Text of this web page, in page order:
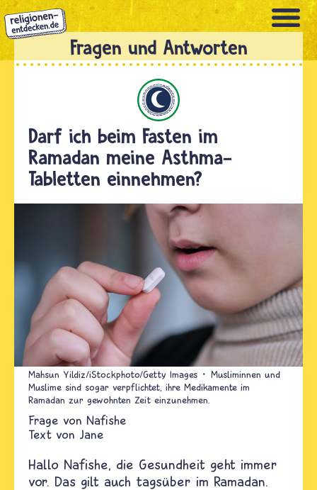
Direkt
zum
Inhalt
Darf ich beim Fasten im
Ramadan meine Asthma-
Tabletten einnehmen?
Mahsun Yildiz/iStockphoto/Getty Images
Musliminnen und
Muslime sind sogar verpflichtet, ihre Medikamente im
Ramadan zur gewohnten Zeit einzunehmen.
Nafishe
Text von Jane
Hallo Nafishe, die Gesundheit geht immer
vor. Das gilt auch tagsüber im Ramadan.